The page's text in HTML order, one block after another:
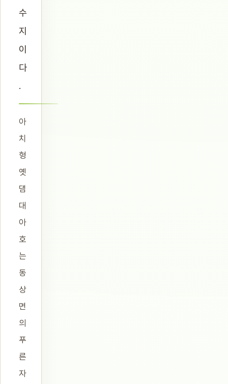
수
지
이
다
.
아
치
형
옛
댐
대
아
호
는
동
상
면
의
푸
른
자